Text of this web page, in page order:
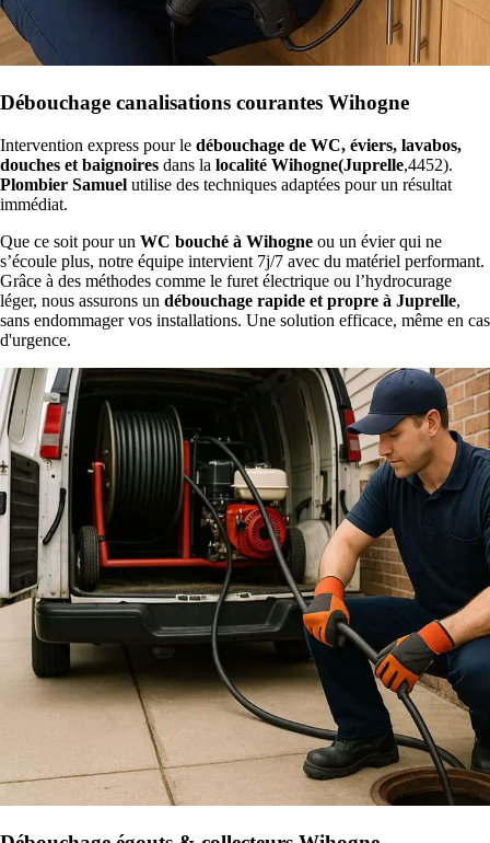
Débouchage canalisations courantes Wihogne
Intervention express pour le débouchage de WC, éviers, lavabos,
douches et baignoires dans la localité Wihogne(Juprelle,4452).
Plombier Samuel utilise des techniques adaptées pour un résultat
immédiat.
Que ce soit pour un WC bouché à Wihogne ou un évier qui ne
s’écoule plus, notre équipe intervient 7j/7 avec du matériel performant.
Grâce à des méthodes comme le furet électrique ou l’hydrocurage
léger, nous assurons un débouchage rapide et propre à Juprelle,
sans endommager vos installations. Une solution efficace, même en cas
d'urgence.